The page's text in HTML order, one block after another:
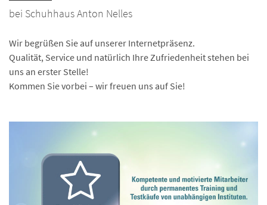
bei Schuhhaus Anton Nelles
Wir begrüßen Sie auf unserer Internetpräsenz.
Qualität, Service und natürlich Ihre Zufriedenheit stehen bei
uns an erster Stelle!
Kommen Sie vorbei – wir freuen uns auf Sie!